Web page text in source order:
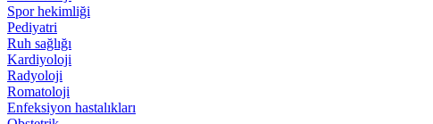
Spor hekimliği
Pediyatri
Ruh sağlığı
Kardiyoloji
Radyoloji
Romatoloji
Enfeksiyon hastalıkları